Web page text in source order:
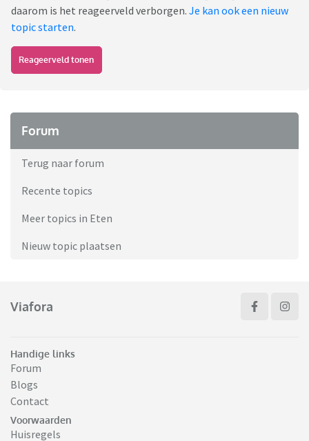
daarom is het reageerveld verborgen. Je kan ook een nieuw
topic starten.
Reageerveld tonen
Forum
Terug naar forum
Recente topics
Meer topics in Eten
Nieuw topic plaatsen
Viafora
Handige links
Forum
Blogs
Contact
Voorwaarden
Huisregels